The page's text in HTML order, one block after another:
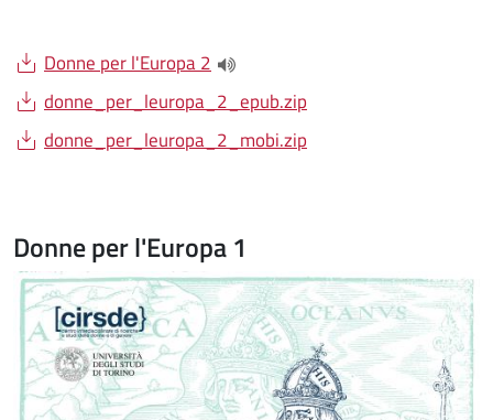
Document
Donne per l'Europa 2
(apre una nuova finestra)
Document
donne_per_leuropa_2_epub.zip
Document
donne_per_leuropa_2_mobi.zip
Donne per l'Europa 1